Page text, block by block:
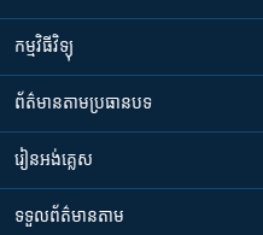
កម្មវិធី​វិទ្យុ
ព័ត៌មាន​តាមប្រធានបទ​
រៀន​​អង់គ្លេស
ទទួល​ព័ត៌មាន​តាម